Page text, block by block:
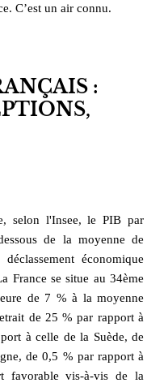
C’est un air connu.
:
selon l'Insee, le PIB par
de la moyenne de
économique
France se situe au 34ème
de 7 % à la moyenne
de 25 % par rapport à
à celle de la Suède, de
de 0,5 % par rapport à
favorable vis-à-vis de la